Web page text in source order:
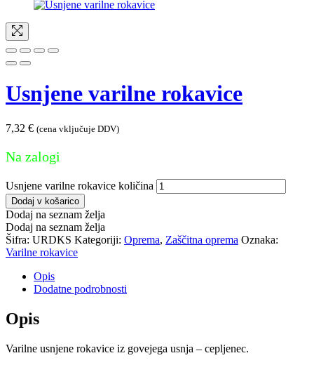
Usnjene varilne rokavice
7,32 € (cena vključuje DDV)
Na zalogi
Usnjene varilne rokavice količina
Dodaj v košarico
Dodaj na seznam želja
Dodaj na seznam želja
Šifra: URDKS Kategoriji: Oprema, Zaščitna oprema Oznaka:
Varilne rokavice
Opis
Dodatne podrobnosti
Opis
Varilne usnjene rokavice iz govejega usnja – cepljenec.